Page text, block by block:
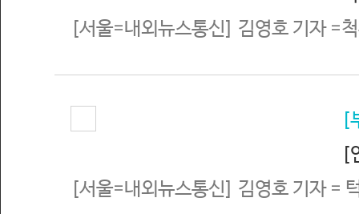
[서울=내외뉴스통신] 김영호 기자 =
[
[
[서울=내외뉴스통신] 김영호 기자 =